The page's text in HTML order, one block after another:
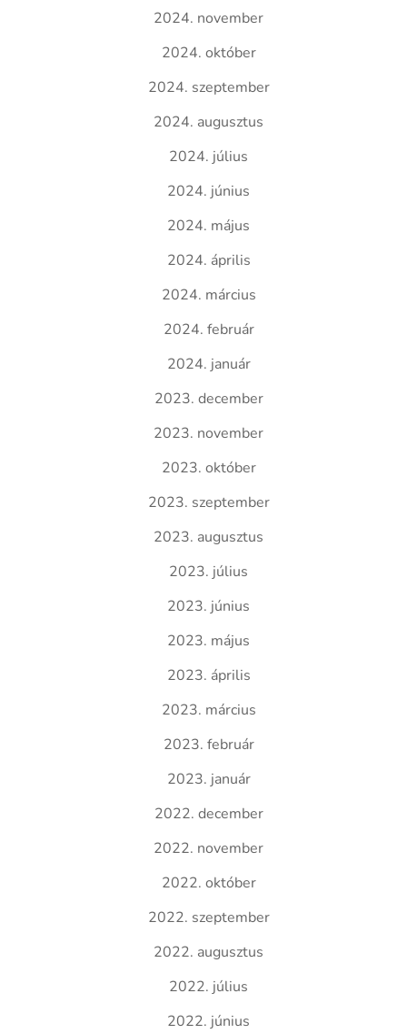
2024. november
2024. október
2024. szeptember
2024. augusztus
2024. július
2024. június
2024. május
2024. április
2024. március
2024. február
2024. január
2023. december
2023. november
2023. október
2023. szeptember
2023. augusztus
2023. július
2023. június
2023. május
2023. április
2023. március
2023. február
2023. január
2022. december
2022. november
2022. október
2022. szeptember
2022. augusztus
2022. július
2022. június